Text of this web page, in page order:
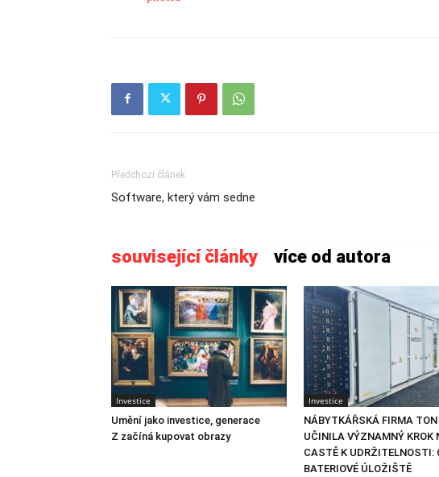
Předchozí článek
Software, který vám sedne
související články více od autora
Investice
Umění jako investice, generace
Z začíná kupovat obrazy
Investice
NÁBYTKÁŘSKÁ FIRMA TON
UČINILA VÝZNAMNÝ KROK
CASTĚ K UDRŽITELNOSTI:
BATERIOVÉ ÚLOŽIŠTĚ